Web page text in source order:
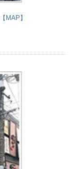
【MAP】